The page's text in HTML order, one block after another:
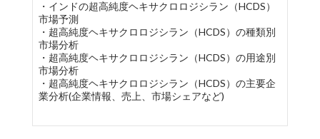
・インドの超高純度ヘキサクロロジシラン（HCDS）
市場予測
・超高純度ヘキサクロロジシラン（HCDS）の種類別
市場分析
・超高純度ヘキサクロロジシラン（HCDS）の用途別
市場分析
・超高純度ヘキサクロロジシラン（HCDS）の主要企
業分析(企業情報、売上、市場シェアなど)